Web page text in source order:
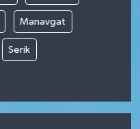
Manavgat
Serik